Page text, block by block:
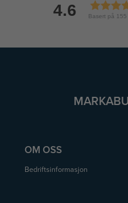
4.6 Basert på 155
OM OSS
Bedriftsinformasjon